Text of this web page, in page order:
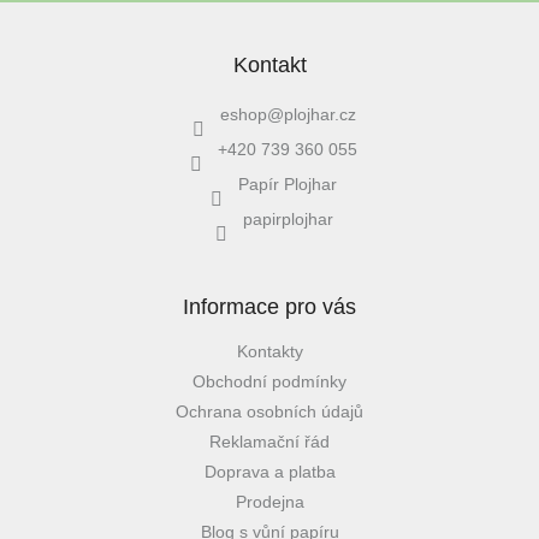
Kontakt
eshop@plojhar.cz
+420 739 360 055
Papír Plojhar
papirplojhar
Informace pro vás
Kontakty
Obchodní podmínky
Ochrana osobních údajů
Reklamační řád
Doprava a platba
Prodejna
Blog s vůní papíru